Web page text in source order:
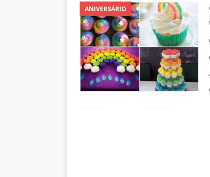
ANIVERSÁRIO